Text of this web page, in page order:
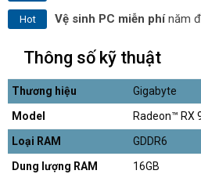
Hot Vệ sinh PC miễn phínăm
Thông số kỹ thuật
Thương hiệu
Gigabyte
Model
Radeon™ RX
Loại RAM
GDDR6
Dung lượng RAM
16GB